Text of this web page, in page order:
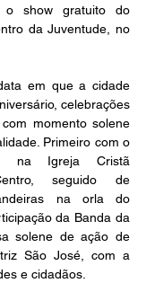
o show gratuito do
da Juventude, no
em que a cidade
celebrações
momento solene
Primeiro com o
na Igreja Cristã
seguido de
na orla do
da Banda da
solene de ação de
São José, com a
e cidadãos.